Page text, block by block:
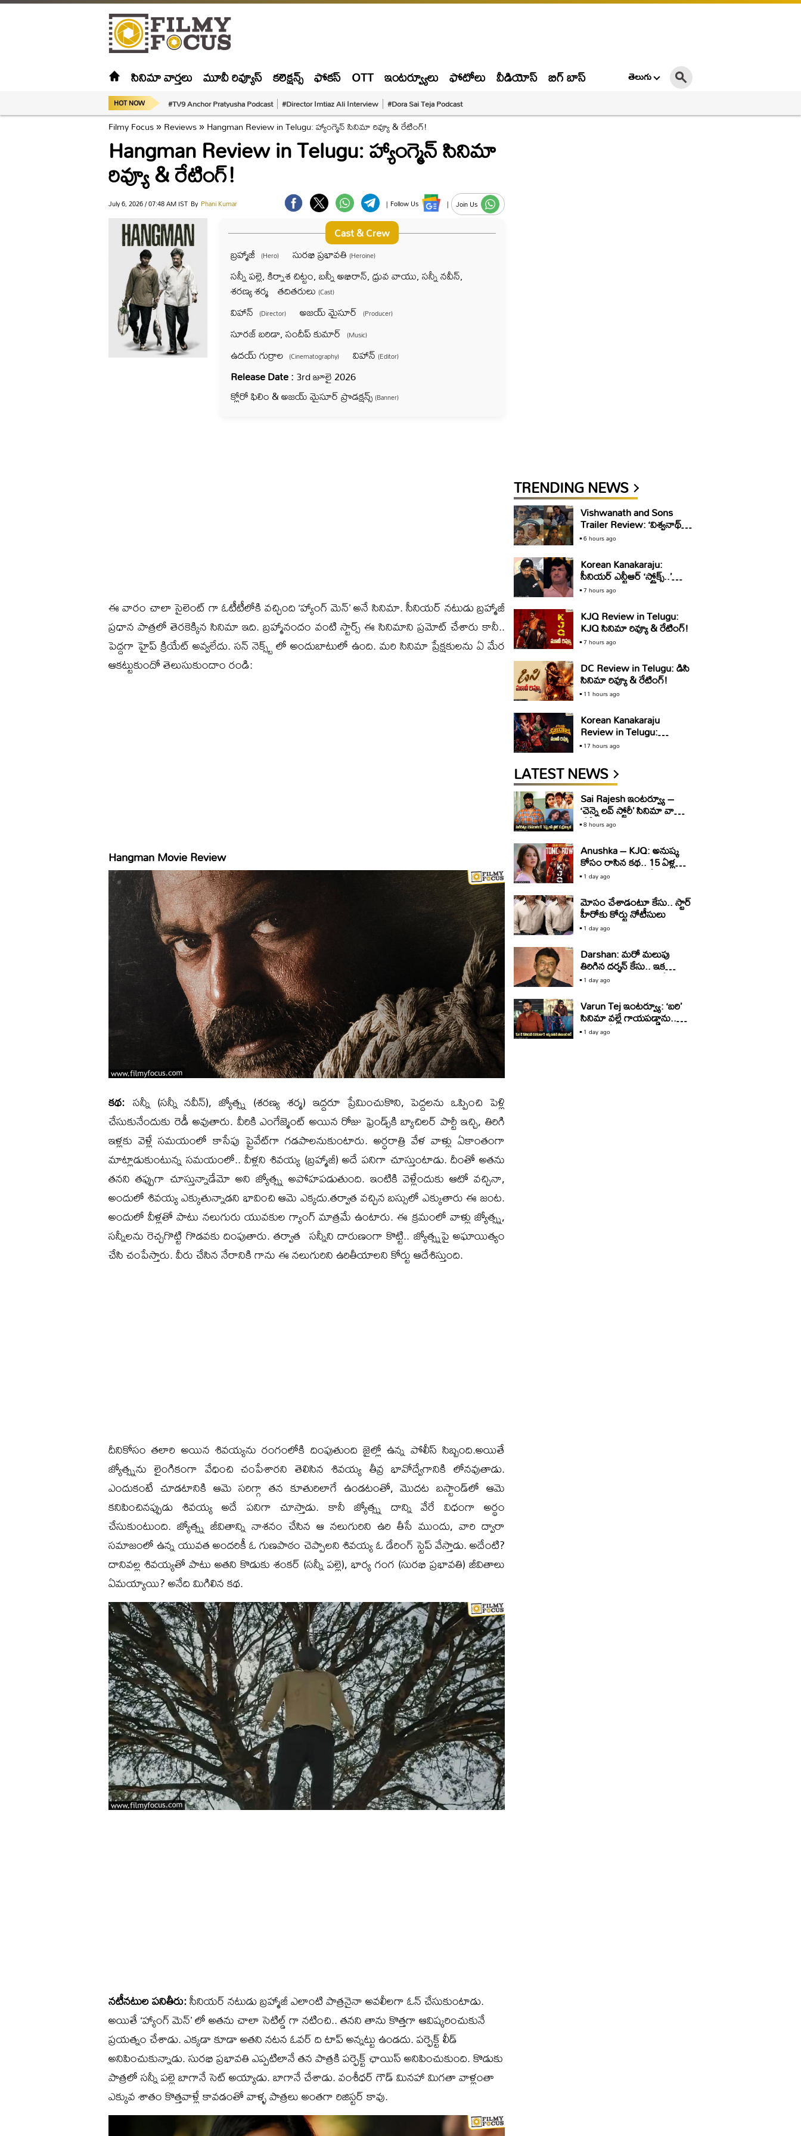
సినిమా వార్తలు మూవీ రివ్యూస్ కలెక్షన్స్ ఫోకస్ OTT ఇంటర్వ్యూలు ఫోటోలు వీడియోస్ బిగ్ బాస్ తెలుగు
HOT NOW #TV9 Anchor Pratyusha Podcast #Director Imtiaz Ali Interview #Dora Sai Teja Podcast
Filmy Focus»Reviews»Hangman Review in Telugu: హ్యాంగ్మెన్ సినిమా రివ్యూ & రేటింగ్!
Hangman Review in Telugu: హ్యాంగ్మెన్ సినిమా
రివ్యూ & రేటింగ్!
July 6, 2026 / 07:48 AM IST By Phani Kumar | Follow Us | Join Us
Cast & Crew
బ్రహ్మాజీ(Hero) సురభి ప్రభావతి(Heroine)
సన్నీ పల్లె, కిర్నాశ చిట్టం, బన్నీ అభిరాన్, ధ్రువ వాయు, సన్నీ నవీన్,
శరణ్య శర్మ తదితరులు(Cast)
విహాన్(Director) అజయ్ మైసూర్(Producer)
సూరజ్ బరిడా, సందీప్ కుమార్(Music)
ఉదయ్ గుర్రాల(Cinematography) విహాన్(Editor)
Release Date :3rd జూలై 2026
క్లోరో ఫిలిం & అజయ్ మైసూర్ ప్రొడక్షన్స్(Banner)
ఈ వారం చాలా సైలెంట్ గా ఓటీటీలోకి వచ్చింది ‘హ్యాంగ్ మెన్’ అనే సినిమా. సీనియర్ నటుడు బ్రహ్మాజీ
ప్రధాన పాత్రలో తెరకెక్కిన సినిమా ఇది. బ్రహ్మానందం వంటి స్టార్స్ ఈ సినిమాని ప్రమోట్ చేశారు కానీ..
పెద్దగా హైప్ క్రియేట్ అవ్వలేదు. సన్ నెక్స్ట్ లో అందుబాటులో ఉంది. మరి సినిమా ప్రేక్షకులను ఏ మేర
ఆకట్టుకుందో తెలుసుకుందాం రండి:
Hangman Movie Review
కథ: సన్నీ (సన్నీ నవీన్), జ్యోత్స్న (శరణ్య శర్మ) ఇద్దరూ ప్రేమించుకొని, పెద్దలను ఒప్పించి పెళ్లి
చేసుకునేందుకు రెడీ అవుతారు. వీరికి ఎంగేజ్మెంట్ అయిన రోజు ఫ్రెండ్స్‌కి బ్యాచిలర్ పార్టీ ఇచ్చి, తిరిగి
ఇళ్లకు వెళ్లే సమయంలో కాసేపు ప్రైవేట్‌గా గడపాలనుకుంటారు. అర్ధరాత్రి వేళ వాళ్లు ఏకాంతంగా
మాట్లాడుకుంటున్న సమయంలో.. వీళ్లని శివయ్య (బ్రహ్మాజీ) అదే పనిగా చూస్తుంటాడు. దీంతో అతను
తనని తప్పుగా చూస్తున్నాడేమో అని జ్యోత్స్న అపోహపడుతుంది. ఇంటికి వెళ్లేందుకు ఆటో వచ్చినా,
అందులో శివయ్య ఎక్కుతున్నాడని భావించి ఆమె ఎక్కదు.తర్వాత వచ్చిన బస్సులో ఎక్కుతారు ఈ జంట.
అందులో వీళ్లతో పాటు నలుగురు యువకుల గ్యాంగ్ మాత్రమే ఉంటారు. ఈ క్రమంలో వాళ్లు జ్యోత్స్న,
సన్నీలను రెచ్చగొట్టి గొడవకు దింపుతారు. తర్వాత సన్నీని దారుణంగా కొట్టి.. జ్యోత్స్నపై అఘాయిత్యం
చేసి చంపేస్తారు. వీరు చేసిన నేరానికి గాను ఈ నలుగురిని ఉరితీయాలని కోర్టు ఆదేశిస్తుంది.
దీనికోసం తలారి అయిన శివయ్యను రంగంలోకి దింపుతుంది జైల్లో ఉన్న పోలీస్ సిబ్బంది.అయితే
జ్యోత్స్నను లైంగికంగా వేధించి చంపేశారని తెలిసిన శివయ్య తీవ్ర భావోద్వేగానికి లోనవుతాడు.
ఎందుకంటే చూడటానికి ఆమె సరిగ్గా తన కూతురిలాగే ఉండటంతో, మొదట బస్టాండ్‌లో ఆమె
కనిపించినప్పుడు శివయ్య అదే పనిగా చూస్తాడు. కానీ జ్యోత్స్న దాన్ని వేరే విధంగా అర్థం
చేసుకుంటుంది. జ్యోత్స్న జీవితాన్ని నాశనం చేసిన ఆ నలుగురిని ఉరి తీసే ముందు, వారి ద్వారా
సమాజంలో ఉన్న యువత అందరికీ ఓ గుణపాఠం చెప్పాలని శివయ్య ఓ డేరింగ్ స్టెప్ వేస్తాడు. అదేంటి?
దానివల్ల శివయ్యతో పాటు అతని కొడుకు శంకర్ (సన్నీ పల్లె), భార్య గంగ (సురభి ప్రభావతి) జీవితాలు
ఏమయ్యాయి? అనేది మిగిలిన కథ.
నటీనటుల పనితీరు:సీనియర్ నటుడు బ్రహ్మాజీ ఎలాంటి పాత్రనైనా అవలీలగా ఓన్ చేసుకుంటాడు.
అయితే ‘హ్యాంగ్ మెన్’ లో అతను చాలా సెటిల్డ్ గా నటించి.. తనని తాను కొత్తగా ఆవిష్కరించుకునే
ప్రయత్నం చేశాడు. ఎక్కడా కూడా అతని నటన ఓవర్ ది టాప్ అన్నట్టు ఉండదు. పర్ఫెక్ట్ లీడ్
అనిపించుకున్నాడు. సురభి ప్రభావతి ఎప్పటిలానే తన పాత్రకి పర్ఫెక్ట్ ఛాయిస్ అనిపించుకుంది. కొడుకు
పాత్రలో సన్నీ పల్లె బాగానే సెట్ అయ్యాడు. బాగానే చేశాడు. వంశీధర్ గౌడ్ మినహా మిగతా వాళ్లంతా
ఎక్కువ శాతం కొత్తవాళ్లే కావడంతో వాళ్ళ పాత్రలు అంతగా రిజిస్టర్ కావు.
TRENDING NEWS
Vishwanath and Sons
Trailer Review: ‘విశ్వనాథ్
అండ్ సన్స్’ ట్రైలర్ రివ్యూ..
స్యూర్ షాట్ బ్లాక్ బస్టర్
6 hours ago
Korean Kanakaraju:
సీనియర్ ఎన్టీఆర్ ‘స్ట్రోక్స్..’
డైలాగ్ పై విమర్శలు.. ‘కొరియన్
కనకరాజు’ టీమ్ క్లారిటీ ఇది
7 hours ago
KJQ Review in Telugu:
KJQ సినిమా రివ్యూ & రేటింగ్!
7 hours ago
DC Review in Telugu: డిసి
సినిమా రివ్యూ & రేటింగ్!
11 hours ago
Korean Kanakaraju
Review in Telugu:
కొరియ‌న్ క‌న‌క‌రాజు సినిమా
రివ్యూ & రేటింగ్!
17 hours ago
LATEST NEWS
Sai Rajesh ఇంటర్వ్యూ –
‘చెన్నై లవ్ స్టోరీ’ సినిమా వాళ్ళు
చేస్తే ఇంకా మంచి ఓపెనింగ్
వచ్చేది.. కానీ: సాయి రాజేష్
8 hours ago
Anushka – KJQ: అనుష్క
కోసం రాసిన కథ.. 15 ఏళ్ల
తర్వాత సినిమాగా రిలీజ్‌..
1 day ago
మోసం చేశాడంటూ కేసు.. స్టార్‌
హీరోకు కోర్టు నోటీసులు
1 day ago
Darshan: మరో మలుపు
తిరిగిన దర్శన్‌ కేసు.. ఇక
బయటకు రావడం కష్టమేనా?
1 day ago
Varun Tej ఇంటర్వ్యూ: ‘బరి’
సినిమా వల్లే గాయపడ్డాను..
వరుణ్ తేజ్ ఆసక్తికర వ్యాఖ్యలు!
1 day ago